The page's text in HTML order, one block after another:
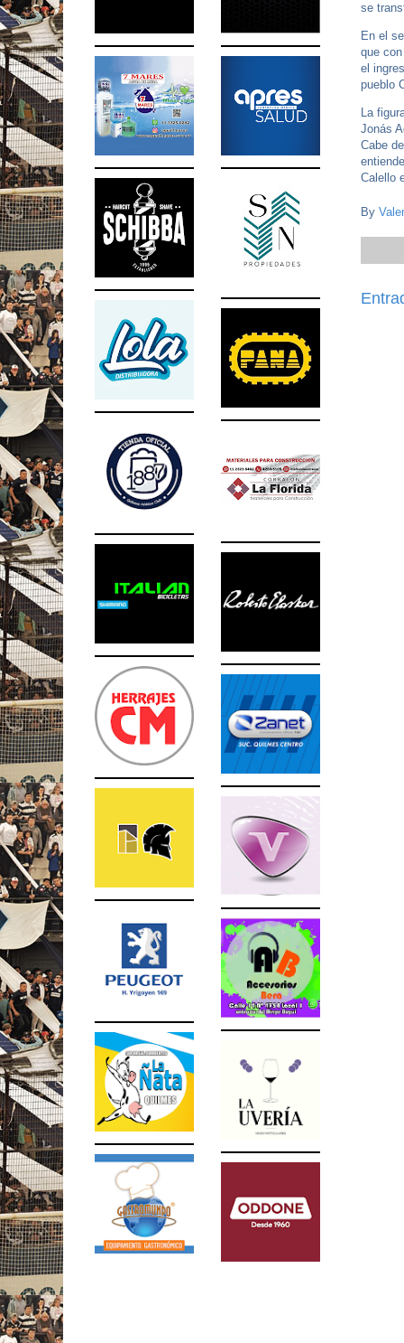
se
En el
que
el
pueblo
La
Jonás
Cabe
Calello
By